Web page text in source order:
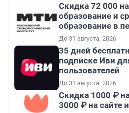
Скидка 72 000
образование и
образование в
До 31 августа, 2026
35 дней
подписке Иви
пользователей
До 31 августа, 2026
Скидка 1000 ₽
3000 ₽ на сайте